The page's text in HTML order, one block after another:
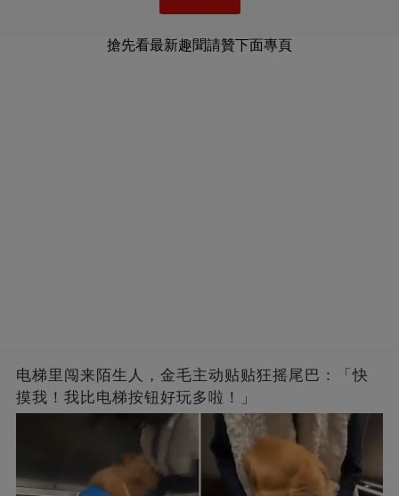
搶先看最新趣聞請贊下面專頁
电梯里闯来陌生人，金毛主动贴贴狂摇尾巴：「快
摸我！我比电梯按钮好玩多啦！」